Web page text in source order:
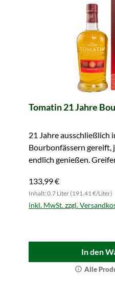
Tomatin 21 Jahre
21 Jahre ausschließlich
Bourbonfässern gereift,
endlich genießen.
133,99 €
Inhalt: 0.7 Liter (191,41 €/Liter)
inkl. MwSt. zzgl.
In den
Alle